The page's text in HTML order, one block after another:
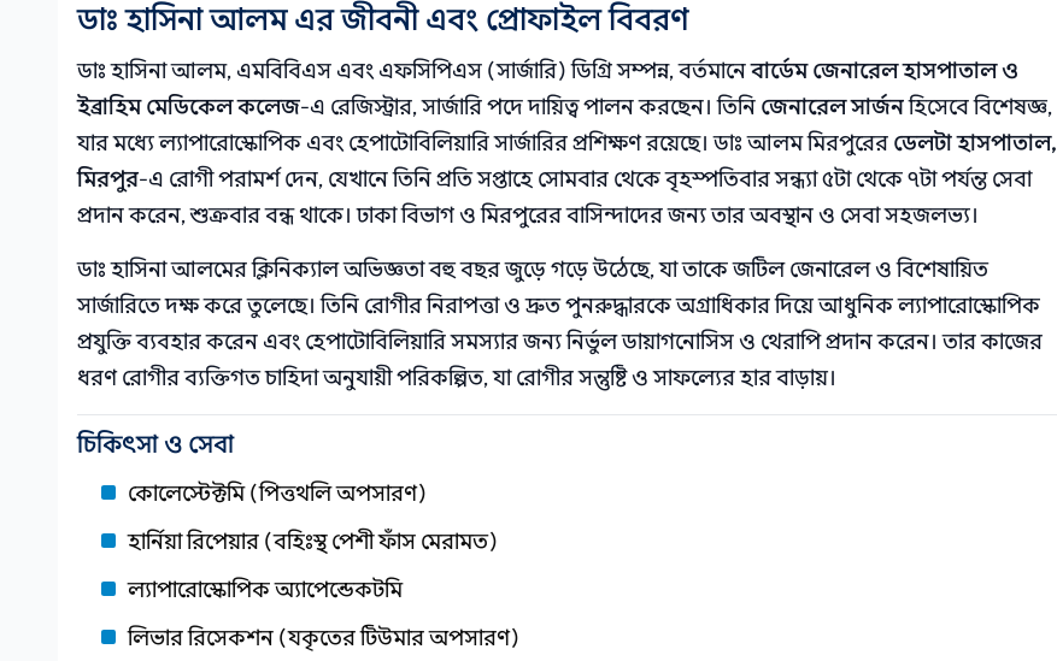
ডাঃ হাসিনা আলম এর জীবনী এবং প্রোফাইল বিবরণ
ডাঃ হাসিনা আলম, এমবিবিএস এবং এফসিপিএস (সার্জারি) ডিগ্রি সম্পন্ন, বর্তমানেবার্ডেম জেনারেল হাসপাতাল ও
ইব্রাহিম মেডিকেল কলেজ-এ রেজিস্ট্রার, সার্জারি পদে দায়িত্ব পালন করছেন। তিনি জেনারেল সার্জনহিসেবে বিশেষজ্ঞ,
যার মধ্যে ল্যাপারোস্কোপিক এবং হেপাটোবিলিয়ারি সার্জারির প্রশিক্ষণ রয়েছে। ডাঃ আলম মিরপুরের ডেলটা হাসপাতাল,
মিরপুর-এ রোগী পরামর্শ দেন, যেখানে তিনি প্রতি সপ্তাহে সোমবার থেকে বৃহস্পতিবার সন্ধ্যা ৫টা থেকে ৭টা পর্যন্ত সেবা
প্রদান করেন, শুক্রবার বন্ধ থাকে। ঢাকা বিভাগ ও মিরপুরের বাসিন্দাদের জন্য তার অবস্থান ও সেবা সহজলভ্য।
ডাঃ হাসিনা আলমের ক্লিনিক্যাল অভিজ্ঞতা বহু বছর জুড়ে গড়ে উঠেছে, যা তাকে জটিল জেনারেল ও বিশেষায়িত
সার্জারিতে দক্ষ করে তুলেছে। তিনি রোগীর নিরাপত্তা ও দ্রুত পুনরুদ্ধারকে অগ্রাধিকার দিয়ে আধুনিক ল্যাপারোস্কোপিক
প্রযুক্তি ব্যবহার করেন এবং হেপাটোবিলিয়ারি সমস্যার জন্য নির্ভুল ডায়াগনোসিস ও থেরাপি প্রদান করেন। তার কাজের
ধরণ রোগীর ব্যক্তিগত চাহিদা অনুযায়ী পরিকল্পিত, যা রোগীর সন্তুষ্টি ও সাফল্যের হার বাড়ায়।
চিকিৎসা ও সেবা
কোলেস্টেক্টমি (পিত্তথলি অপসারণ)
হার্নিয়া রিপেয়ার (বহিঃস্থ পেশী ফাঁস মেরামত)
ল্যাপারোস্কোপিক অ্যাপেন্ডেকটমি
লিভার রিসেকশন (যকৃতের টিউমার অপসারণ)